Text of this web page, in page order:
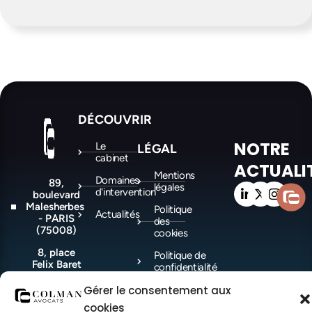
Gérer le consentement aux
cookies
89,
boulevard
Malesherbes
- PARIS
(75008)
8, place
Felix Baret
MARSEILLE
(13006)
DÉCOUVRIR
Le
cabinet
Domaines
d'intervention
Actualités
LÉGAL
Mentions
légales
Politique
des
cookies
Politique de
confidentialité
NOTRE